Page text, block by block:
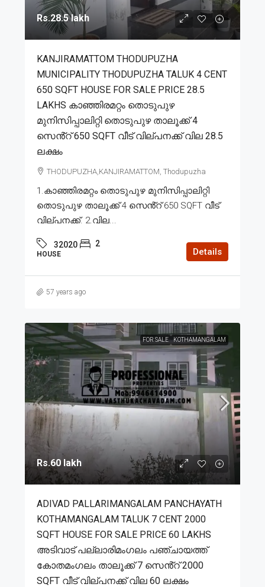
Rs.28.5 lakh
KANJIRAMATTOM THODUPUZHA
MUNICIPALITY THODUPUZHA TALUK 4 CENT
650 SQFT HOUSE FOR SALE PRICE 28.5
LAKHS കാഞ്ഞിരമറ്റം തൊടുപുഴ
മുനിസിപ്പാലിറ്റി തൊടുപുഴ താലൂക്ക് 4
സെൻ്റ് 650 SQFT വീട് വില്പനക്ക് വില 28.5
ലക്ഷം
THODUPUZHA,KANJIRAMATTOM, Thodupuzha
1.കാഞ്ഞിരമറ്റം തൊടുപുഴ മുനിസിപ്പാലിറ്റി
തൊടുപുഴ താലൂക്ക് 4 സെൻ്റ് 650 SQFT വീട്
വില്പനക്ക്. 2.വില...
32020 2
HOUSE Details
57 years ago
FOR SALE KOTHAMANGALAM
Rs.60 lakh
ADIVAD PALLARIMANGALAM PANCHAYATH
KOTHAMANGALAM TALUK 7 CENT 2000
SQFT HOUSE FOR SALE PRICE 60 LAKHS
അടിവാട് പല്ലാരിമംഗലം പഞ്ചായത്ത്
കോതമംഗലം താലൂക്ക് 7 സെൻ്റ് 2000
SQFT വീട് വില്പനക്ക് വില 60 ലക്ഷം